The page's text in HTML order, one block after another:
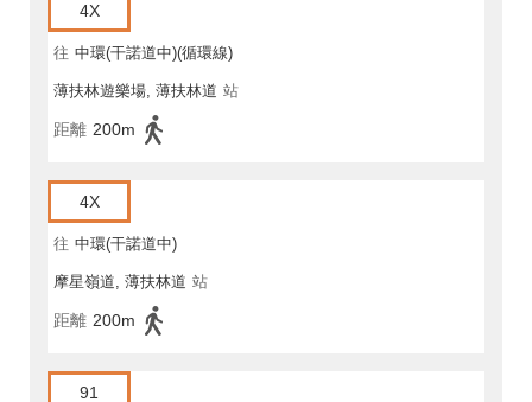
4X
往 中環(干諾道中)(循環線)
薄扶林遊樂場, 薄扶林道 站
距離 200m
4X
往 中環(干諾道中)
摩星嶺道, 薄扶林道 站
距離 200m
91